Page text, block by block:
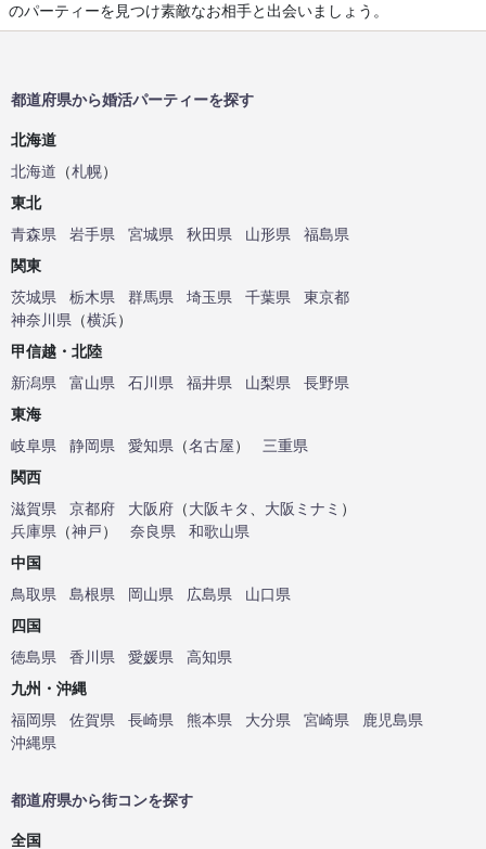
のパーティーを見つけ素敵なお相手と出会いましょう。
都道府県から婚活パーティーを探す
北海道
北海道 （札幌）
東北
青森県
岩手県 宮城県 秋田県 山形県
福島県
関東
茨城県
栃木県 群馬県 埼玉県 千葉県
東京都
神奈川県 （横浜）
甲信越・北陸
新潟県
富山県 石川県 福井県 山梨県
長野県
東海
岐阜県
静岡県 愛知県 （名古屋）
三重県
関西
滋賀県
京都府 大阪府 （大阪キタ 大阪ミナミ ）
兵庫県 （神戸） 奈良県
和歌山県
中国
鳥取県
島根県 岡山県 広島県
山口県
四国
徳島県
香川県 愛媛県
高知県
九州・沖縄
福岡県
佐賀県 長崎県 熊本県 大分県 宮崎県
鹿児島県
沖縄県
都道府県から街コンを探す
全国